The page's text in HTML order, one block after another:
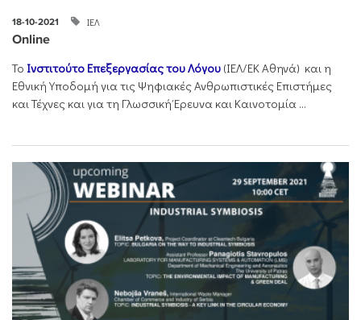
18-10-2021 ΙΕΛ
Online
Το Ινστιτούτο Επεξεργασίας του Λόγου (ΙΕΛ/ΕΚ Αθηνά) και η
Εθνική Υποδομή για τις Ψηφιακές Ανθρωπιστικές Επιστήμες
και Τέχνες και για τη Γλωσσική Έρευνα και Καινοτομία ...